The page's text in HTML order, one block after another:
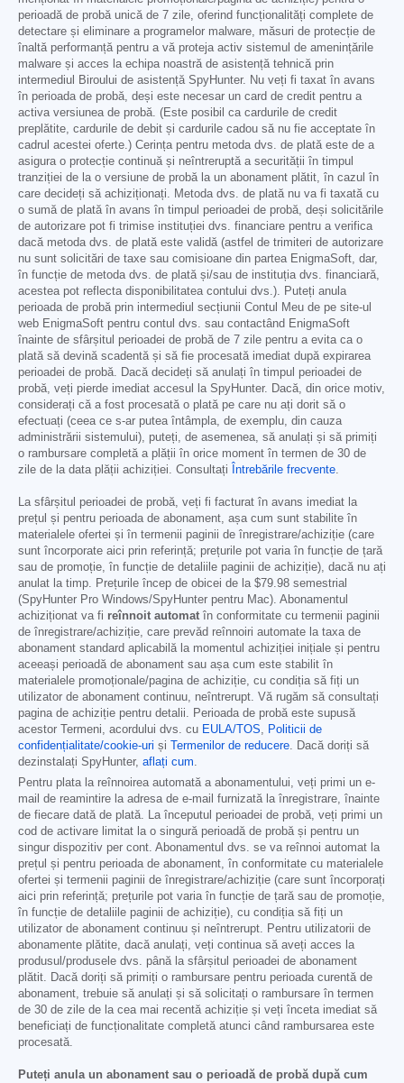
perioadă de probă unică de 7 zile, oferind funcționalități complete de
detectare și eliminare a programelor malware, măsuri de protecție de
înaltă performanță pentru a vă proteja activ sistemul de amenințările
malware și acces la echipa noastră de asistență tehnică prin
intermediul Biroului de asistență SpyHunter. Nu veți fi taxat în avans
în perioada de probă, deși este necesar un card de credit pentru a
activa versiunea de probă. (Este posibil ca cardurile de credit
preplătite, cardurile de debit și cardurile cadou să nu fie acceptate în
cadrul acestei oferte.) Cerința pentru metoda dvs. de plată este de a
asigura o protecție continuă și neîntreruptă a securității în timpul
tranziției de la o versiune de probă la un abonament plătit, în cazul în
care decideți să achiziționați. Metoda dvs. de plată nu va fi taxată cu
o sumă de plată în avans în timpul perioadei de probă, deși solicitările
de autorizare pot fi trimise instituției dvs. financiare pentru a verifica
dacă metoda dvs. de plată este validă (astfel de trimiteri de autorizare
nu sunt solicitări de taxe sau comisioane din partea EnigmaSoft, dar,
în funcție de metoda dvs. de plată și/sau de instituția dvs. financiară,
acestea pot reflecta disponibilitatea contului dvs.). Puteți anula
perioada de probă prin intermediul secțiunii Contul Meu de pe site-ul
web EnigmaSoft pentru contul dvs. sau contactând EnigmaSoft
înainte de sfârșitul perioadei de probă de 7 zile pentru a evita ca o
plată să devină scadentă și să fie procesată imediat după expirarea
perioadei de probă. Dacă decideți să anulați în timpul perioadei de
probă, veți pierde imediat accesul la SpyHunter. Dacă, din orice motiv,
considerați că a fost procesată o plată pe care nu ați dorit să o
efectuați (ceea ce s-ar putea întâmpla, de exemplu, din cauza
administrării sistemului), puteți, de asemenea, să anulați și să primiți
o rambursare completă a plății în orice moment în termen de 30 de
zile de la data plății achiziției. Consultați
Întrebările frecvente.
La sfârșitul perioadei de probă, veți fi facturat în avans imediat la
prețul și pentru perioada de abonament, așa cum sunt stabilite în
materialele ofertei și în termenii paginii de înregistrare/achiziție (care
sunt încorporate aici prin referință; prețurile pot varia în funcție de țară
sau de promoție, în funcție de detaliile paginii de achiziție), dacă nu ați
anulat la timp. Prețurile încep de obicei de la $79.98 semestrial
(SpyHunter Pro Windows/SpyHunter pentru Mac). Abonamentul
achiziționat va fi reînnoit automat în conformitate cu termenii paginii
de înregistrare/achiziție, care prevăd reînnoiri automate la taxa de
abonament standard aplicabilă la momentul achiziției inițiale și pentru
aceeași perioadă de abonament sau așa cum este stabilit în
materialele promoționale/pagina de achiziție, cu condiția să fiți un
utilizator de abonament continuu, neîntrerupt. Vă rugăm să consultați
pagina de achiziție pentru detalii. Perioada de probă este supusă
acestor Termeni, acordului dvs. cu EULA/TOS, Politicii de
confidențialitate/cookie-uri și Termenilor de reducere. Dacă doriți să
dezinstalați SpyHunter, aflați cum.
Pentru plata la reînnoirea automată a abonamentului, veți primi un e-
mail de reamintire la adresa de e-mail furnizată la înregistrare, înainte
de fiecare dată de plată. La începutul perioadei de probă, veți primi un
cod de activare limitat la o singură perioadă de probă și pentru un
singur dispozitiv per cont. Abonamentul dvs. se va reînnoi automat la
prețul și pentru perioada de abonament, în conformitate cu materialele
ofertei și termenii paginii de înregistrare/achiziție (care sunt încorporați
aici prin referință; prețurile pot varia în funcție de țară sau de promoție,
în funcție de detaliile paginii de achiziție), cu condiția să fiți un
utilizator de abonament continuu și neîntrerupt. Pentru utilizatorii de
abonamente plătite, dacă anulați, veți continua să aveți acces la
produsul/produsele dvs. până la sfârșitul perioadei de abonament
plătit. Dacă doriți să primiți o rambursare pentru perioada curentă de
abonament, trebuie să anulați și să solicitați o rambursare în termen
de 30 de zile de la cea mai recentă achiziție și veți înceta imediat să
beneficiați de funcționalitate completă atunci când rambursarea este
procesată.
Puteți anula un abonament sau o perioadă de probă după cum